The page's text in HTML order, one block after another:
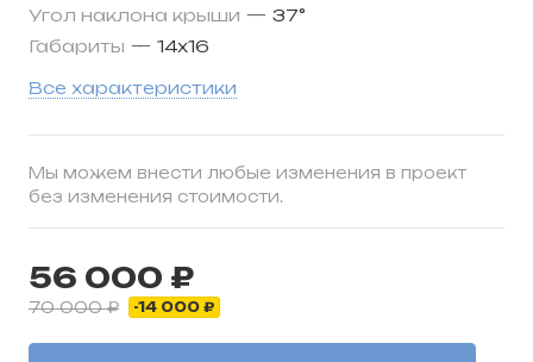
Угол наклона крыши — 37°
Габариты — 14х16
Все характеристики
Мы можем внести любые изменения в проект
без изменения стоимости.
56 000 ₽
70 000 ₽ -14 000 ₽